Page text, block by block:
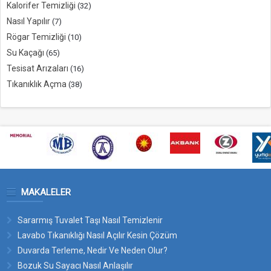
Kalorifer Temizliği (32)
Nasıl Yapılır (7)
Rögar Temizliği (10)
Su Kaçağı (65)
Tesisat Arızaları (16)
Tıkanıklık Açma (38)
MAKALELER
Sararmış Tuvalet Taşı Nasıl Temizlenir
Lavabo Tıkanıklığı Nasıl Açılır Kesin Çözüm
Duvarda Terleme, Nedir Ve Neden Olur?
Bozuk Su Sayacı Nasıl Anlaşılır